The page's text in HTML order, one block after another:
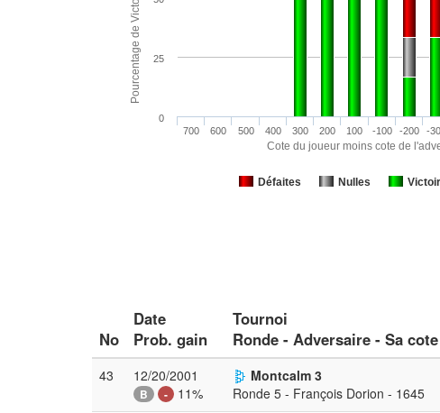
Cote du joueur moins cote de
Défaites Nulles
700 600 500 400 300 200 100 -100 -200 -
0
25
No
Date
Prob. gain
Tournoi
Ronde - Adversaire - Sa cote
43 12/20/2001
B - 11%
Montcalm 3
Ronde 5 - François Dorion - 1645